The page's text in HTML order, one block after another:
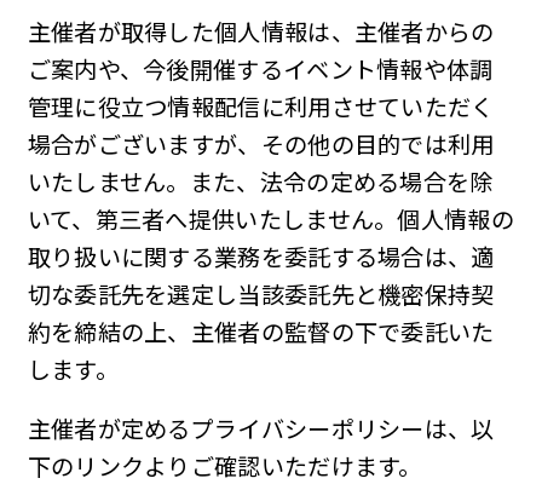
主催者が取得した個人情報は、主催者からの
ご案内や、今後開催するイベント情報や体調
管理に役立つ情報配信に利用させていただく
場合がございますが、その他の目的では利用
いたしません。また、法令の定める場合を除
いて、第三者へ提供いたしません。個人情報の
取り扱いに関する業務を委託する場合は、適
切な委託先を選定し当該委託先と機密保持契
約を締結の上、主催者の監督の下で委託いた
します。
主催者が定めるプライバシーポリシーは、以
下のリンクよりご確認いただけます。